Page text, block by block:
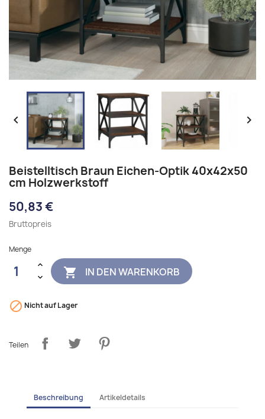
 
Beistelltisch Braun Eichen-Optik 40x42x50
cm Holzwerkstoff
50,83 €
Bruttopreis
Menge
 IN DEN WARENKORB
 Nicht auf Lager
Teilen
Beschreibung Artikeldetails